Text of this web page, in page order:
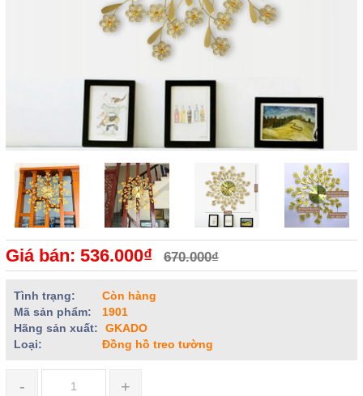
Giá bán: 536.000₫ 670.000₫
Tình trạng:
Còn hàng
Mã sản phẩm:
1901
Hãng sản xuất:
GKADO
Loại:
Đồng hồ treo tường
- +